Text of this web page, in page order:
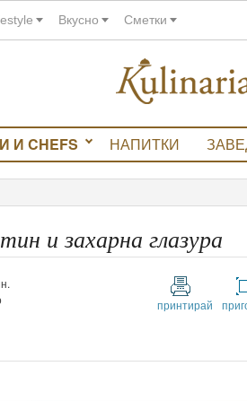
Вкусно Сметки
И CHEFS НАПИТКИ
и захарна глазура
принтирай